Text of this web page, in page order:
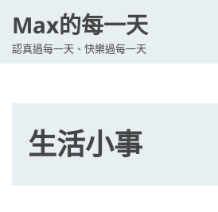
Max的每一天
認真過每一天、快樂過每一天
生活小事